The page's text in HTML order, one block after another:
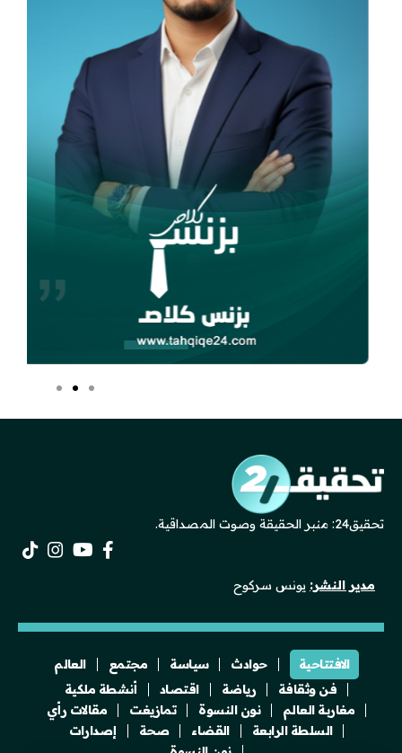
تحقيق24: منبر الحقيقة وصوت المصداقية.
مدير النشر: يونس سركوح
الافتتاحية حوادث سياسة مجتمع
العالم
فن وثقافة
رياضة اقتصاد
أنشطة ملكية
مغاربة العالم
نون النسوة تمازيغت
مقالات رأي
السلطة الرابعة
القضاء صحة
إصدارات